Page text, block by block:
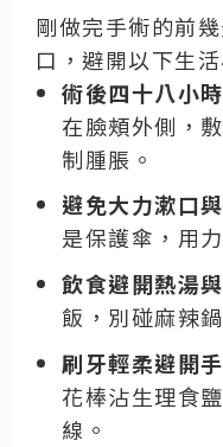
剛做完手術的前
口，避開以下生活
術後四十八小
在臉頰外側，
制腫脹。
避免大力漱口
是保護傘，用
飲食避開熱湯
飯，別碰麻辣
刷牙輕柔避開
花棒沾生理食
線。